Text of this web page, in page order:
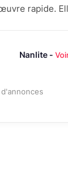
rapide.
Nanlite -